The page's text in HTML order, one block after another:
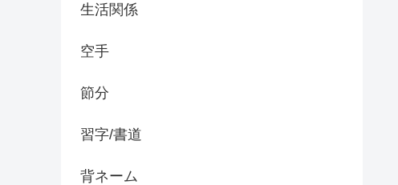
生活関係
空手
節分
習字/書道
背ネーム